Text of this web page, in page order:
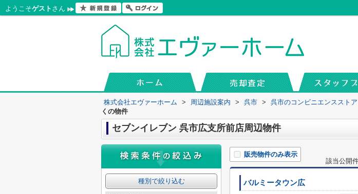
ようこそゲスト さん
株式会社エヴァーホーム > 周辺施設案内 > 呉市 > 呉市のコンビニエンスストア
くの物件
セブンイレブン 呉市広支所前店周辺物件
販売物件のみ表示
該当公開
バルミータウン広
種別で絞り込む